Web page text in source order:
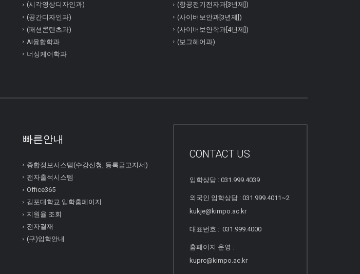
(시각영상디자인과)
(공간디자인과)
(패션콘텐츠과)
AI융합학과
너싱케어학과
(항공전기전자과[3년제])
(사이버보안과[3년제])
(사이버보안학과[4년제])
(보그헤어과)
빠른안내
종합정보시스템(수강신청, 등록금고지서)
전자출석시스템
Office365
김포대학교 입학홈페이지
지원율 조회
전자결재
(구)입학안내
CONTACT US
입학상담 : 031.999.4039
외국인 입학상담 : 031.999.4011~2
kukje@kimpo.ac.kr
대표번호 : 031.999.4000
홈페이지 운영 :
kuprc@kimpo.ac.kr